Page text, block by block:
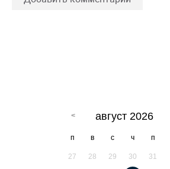
август 2026
п в с ч п
27 28 29 30 31